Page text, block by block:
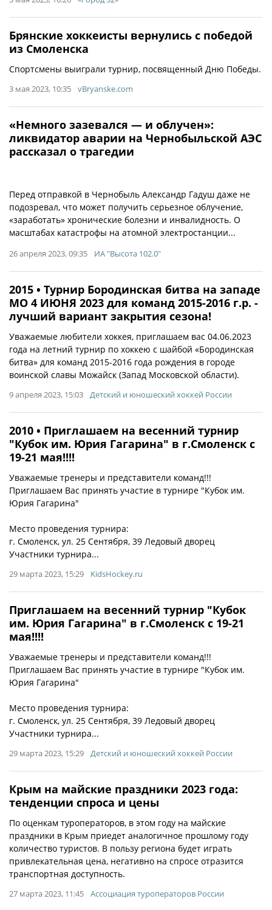
Брянские хоккеисты вернулись с победой
из Смоленска
Спортсмены выиграли турнир, посвященный Дню Победы.
3 мая 2023, 10:35 vBryanske.com
«Немного зазевался — и облучен»:
ликвидатор аварии на Чернобыльской АЭС
рассказал о трагедии
Перед отправкой в Чернобыль Александр Гадуш даже не
подозревал, что может получить серьезное облучение,
«заработать» хронические болезни и инвалидность. О
масштабах катастрофы на атомной электростанции...
26 апреля 2023, 09:35 ИА "Высота 102.0"
2015 • Турнир Бородинская битва на западе
МО 4 ИЮНЯ 2023 для команд 2015-2016 г.р. -
лучший вариант закрытия сезона!
Уважаемые любители хоккея, приглашаем вас 04.06.2023
года на летний турнир по хоккею с шайбой «Бородинская
битва» для команд 2015-2016 года рождения в городе
воинской славы Можайcк (Запад Московской области).
9 апреля 2023, 15:03 Детский и юношеский хоккей России
2010 • Приглашаем на весенний турнир
"Кубок им. Юрия Гагарина" в г.Смоленск с
19-21 мая!!!!
Уважаемые тренеры и представители команд!!!
Приглашаем Вас принять участие в турнире "Кубок им.
Юрия Гагарина"
Место проведения турнира:
г. Смоленск, ул. 25 Сентября, 39 Ледовый дворец
Участники турнира...
29 марта 2023, 15:29 KidsHockey.ru
Приглашаем на весенний турнир "Кубок
им. Юрия Гагарина" в г.Смоленск с 19-21
мая!!!!
Уважаемые тренеры и представители команд!!!
Приглашаем Вас принять участие в турнире "Кубок им.
Юрия Гагарина"
Место проведения турнира:
г. Смоленск, ул. 25 Сентября, 39 Ледовый дворец
Участники турнира...
29 марта 2023, 15:29 Детский и юношеский хоккей России
Крым на майские праздники 2023 года:
тенденции спроса и цены
​​​​​​​По оценкам туроператоров, в этом году на майские
праздники в Крым приедет аналогичное прошлому году
количество туристов. В пользу региона будет играть
привлекательная цена, негативно на спросе отразится
транспортная доступность.
27 марта 2023, 11:45 Ассоциация туроператоров России